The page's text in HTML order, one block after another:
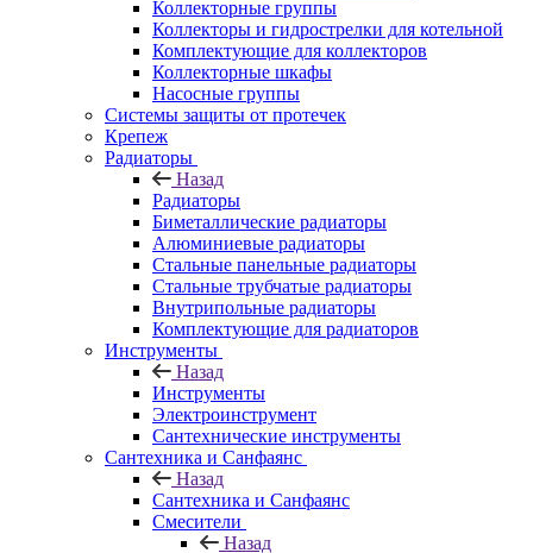
Коллекторные группы
Коллекторы и гидрострелки для котельной
Комплектующие для коллекторов
Коллекторные шкафы
Насосные группы
Системы защиты от протечек
Крепеж
Радиаторы
Назад
Радиаторы
Биметаллические радиаторы
Алюминиевые радиаторы
Стальные панельные радиаторы
Стальные трубчатые радиаторы
Внутрипольные радиаторы
Комплектующие для радиаторов
Инструменты
Назад
Инструменты
Электроинструмент
Сантехнические инструменты
Сантехника и Санфаянс
Назад
Сантехника и Санфаянс
Смесители
Назад